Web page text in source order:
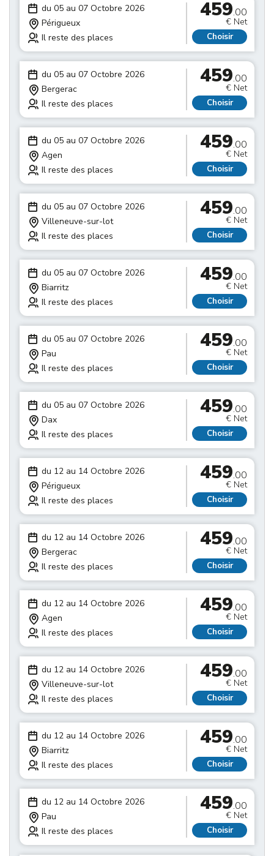
du 05 au 07 Octobre 2026
Périgueux
Il reste des places
459.00
€ Net
Choisir
du 05 au 07 Octobre 2026
Bergerac
Il reste des places
459.00
€ Net
Choisir
du 05 au 07 Octobre 2026
Agen
Il reste des places
459.00
€ Net
Choisir
du 05 au 07 Octobre 2026
Villeneuve-sur-lot
Il reste des places
459.00
€ Net
Choisir
du 05 au 07 Octobre 2026
Biarritz
Il reste des places
459.00
€ Net
Choisir
du 05 au 07 Octobre 2026
Pau
Il reste des places
459.00
€ Net
Choisir
du 05 au 07 Octobre 2026
Dax
Il reste des places
459.00
€ Net
Choisir
du 12 au 14 Octobre 2026
Périgueux
Il reste des places
459.00
€ Net
Choisir
du 12 au 14 Octobre 2026
Bergerac
Il reste des places
459.00
€ Net
Choisir
du 12 au 14 Octobre 2026
Agen
Il reste des places
459.00
€ Net
Choisir
du 12 au 14 Octobre 2026
Villeneuve-sur-lot
Il reste des places
459.00
€ Net
Choisir
du 12 au 14 Octobre 2026
Biarritz
Il reste des places
459.00
€ Net
Choisir
du 12 au 14 Octobre 2026
Pau
Il reste des places
459.00
€ Net
Choisir